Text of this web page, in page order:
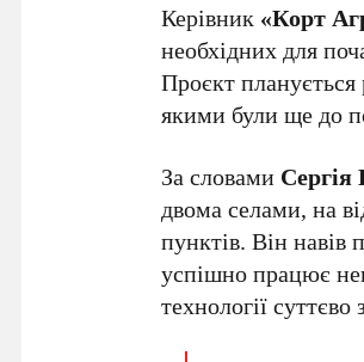
Керівник «Корт
необхідних для
Проєкт планується
якими були ще до
За словами Сергія
двома селами, на
пунктів. Він навів
успішно працює
технології